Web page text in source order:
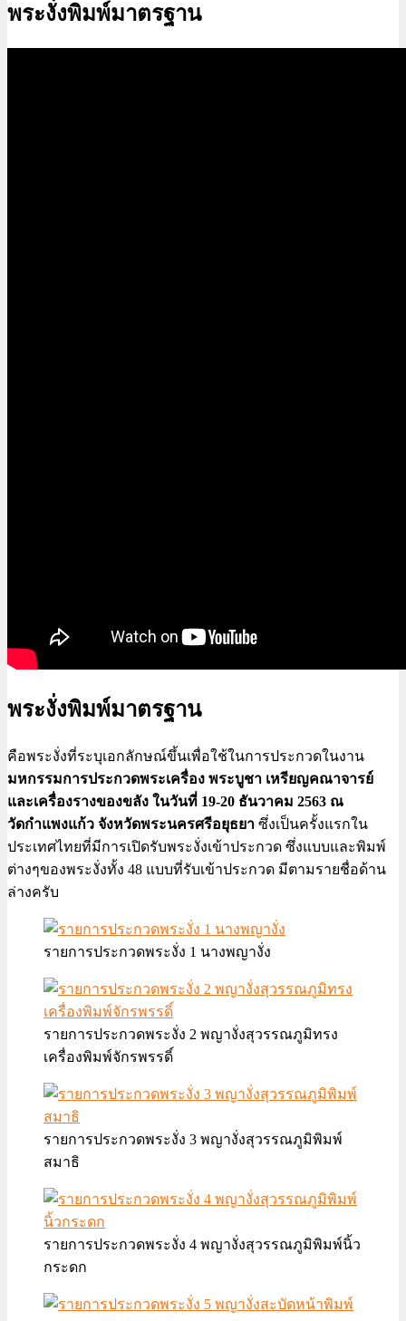
พระงั่งพิมพ์มาตรฐาน
พระงั่งพิมพ์มาตรฐาน
คือพระงั่งที่ระบุเอกลักษณ์ขึ้นเพื่อใช้ในการประกวดในงาน
มหกรรมการประกวดพระเครื่อง พระบูชา เหรียญคณาจารย์
และเครื่องรางของขลัง ในวันที่ 19-20 ธันวาคม 2563 ณ
วัดกำแพงแก้ว จังหวัดพระนครศรีอยุธยา ซึ่งเป็นครั้งแรกใน
ประเทศไทยที่มีการเปิดรับพระงั่งเข้าประกวด ซึ่งแบบและพิมพ์
ต่างๆของพระงั่งทั้ง 48 แบบที่รับเข้าประกวด มีตามรายชื่อด้าน
ล่างครับ
รายการประกวดพระงั่ง 1 นางพญางั่ง
รายการประกวดพระงั่ง 2 พญางั่งสุวรรณภูมิทรง
เครื่องพิมพ์จักรพรรดิ์
รายการประกวดพระงั่ง 3 พญางั่งสุวรรณภูมิพิมพ์
สมาธิ
รายการประกวดพระงั่ง 4 พญางั่งสุวรรณภูมิพิมพ์นิ้ว
กระดก